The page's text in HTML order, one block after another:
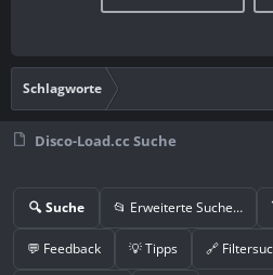
Schlagworte
Disco-Load.cc Suche
🔍 Suche 📂 Erweiterte Suche…
💬 Feedback 💡 Tipps 🔗